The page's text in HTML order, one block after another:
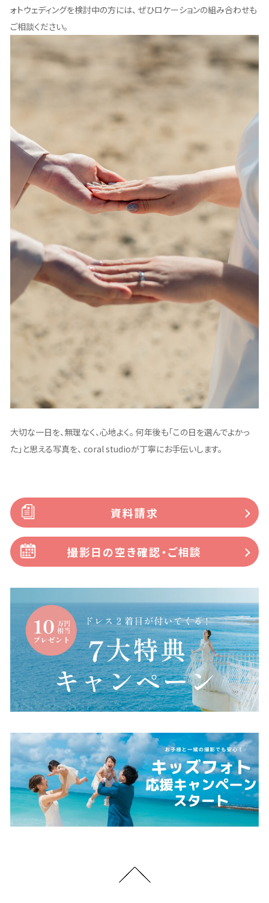
ォトウェディングを検討中の方には、 ぜひロケーションの組み合わせも
ご相談ください。
大切な一日を、無理なく、心地よく。 何年後も「この日を選んでよかっ
た」と思える写真を、 coral studioが丁寧にお手伝いします。
資料請求
撮影日の空き確認・ご相談